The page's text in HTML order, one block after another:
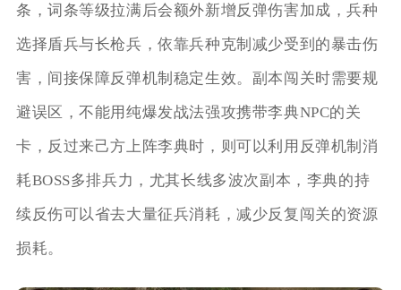
条，词条等级拉满后会额外新增反弹伤害加成，兵种
选择盾兵与长枪兵，依靠兵种克制减少受到的暴击伤
害，间接保障反弹机制稳定生效。副本闯关时需要规
避误区，不能用纯爆发战法强攻携带李典NPC的关
卡，反过来己方上阵李典时，则可以利用反弹机制消
耗BOSS多排兵力，尤其长线多波次副本，李典的持
续反伤可以省去大量征兵消耗，减少反复闯关的资源
损耗。